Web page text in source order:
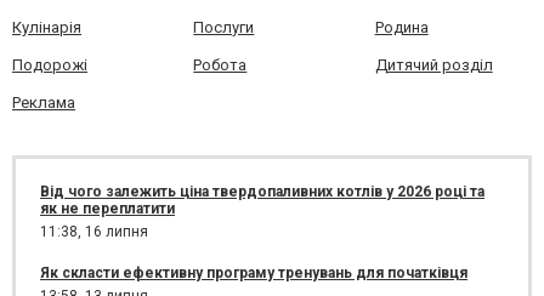
Кулінарія Послуги Родина
Подорожі Робота Дитячий розділ
Реклама
Від чого залежить ціна твердопаливних котлів у 2026 році та
як не переплатити
11:38, 16 липня
Як скласти ефективну програму тренувань для початківця